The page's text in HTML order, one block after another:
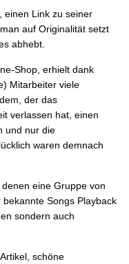
einen Link zu seiner
auf Originalität setzt
abhebt.
Shop, erhielt dank
Mitarbeiter viele
der das
verlassen hat, einen
und nur die
waren demnach
eine Gruppe von
Songs Playback
sondern auch
schöne